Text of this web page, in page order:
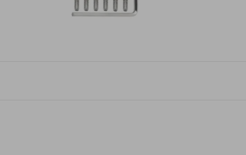
Model 71 1932-1932 - Plata